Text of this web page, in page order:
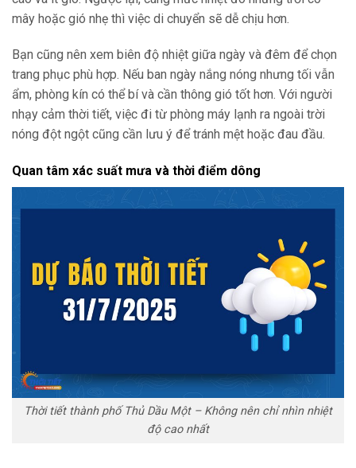
mây hoặc gió nhẹ thì việc di chuyển sẽ dễ chịu hơn.
Bạn cũng nên xem biên độ nhiệt giữa ngày và đêm để chọn
trang phục phù hợp. Nếu ban ngày nắng nóng nhưng tối vẫn
ẩm, phòng kín có thể bí và cần thông gió tốt hơn. Với người
nhạy cảm thời tiết, việc đi từ phòng máy lạnh ra ngoài trời
nóng đột ngột cũng cần lưu ý để tránh mệt hoặc đau đầu.
Quan tâm xác suất mưa và thời điểm dông
Thời tiết thành phố Thủ Dầu Một – Không nên chỉ nhìn nhiệt
độ cao nhất